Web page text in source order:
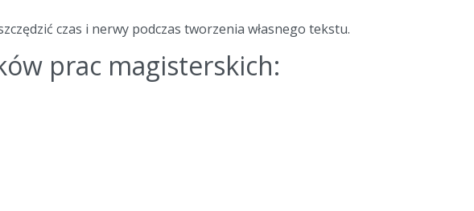
czas i nerwy podczas tworzenia własnego tekstu.
prac magisterskich: